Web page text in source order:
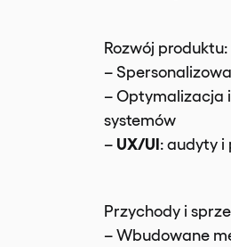
Rozwój produktu:
–
– Optymalizacja
systemów
– UX/UI: audyty i
Przychody i
– Wbudowane